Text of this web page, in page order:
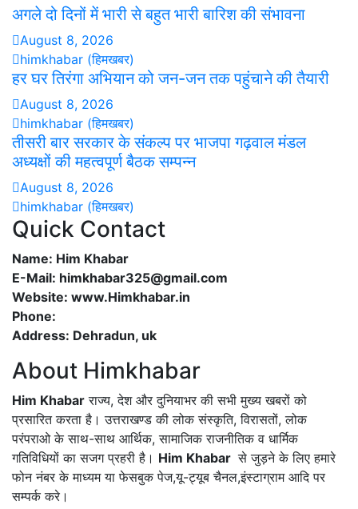
अगले दो दिनों में भारी से बहुत भारी बारिश की संभावना
August 8, 2026
himkhabar (हिमखबर)
हर घर तिरंगा अभियान को जन-जन तक पहुंचाने की तैयारी
August 8, 2026
himkhabar (हिमखबर)
तीसरी बार सरकार के संकल्प पर भाजपा गढ़वाल मंडल
अध्यक्षों की महत्वपूर्ण बैठक सम्पन्न
August 8, 2026
himkhabar (हिमखबर)
Quick Contact
Name: Him Khabar
E-Mail: himkhabar325@gmail.com
Website: www.Himkhabar.in
Phone:
Address: Dehradun, uk
About Himkhabar
Him Khabar राज्य, देश और दुनियाभर की सभी मुख्य खबरों को
प्रसारित करता है। उत्तराखण्ड की लोक संस्कृति, विरासतों, लोक
परंपराओ के साथ-साथ आर्थिक, सामाजिक राजनीतिक व धार्मिक
गतिविधियों का सजग प्रहरी है। Him Khabar से जुड़ने के लिए हमारे
फोन नंबर के माध्यम या फेसबुक पेज,यू-ट्यूब चैनल,इंस्टाग्राम आदि पर
सम्पर्क करे।